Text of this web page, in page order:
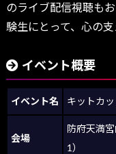
のライブ配信視聴も
験生にとって、心の
イベント概要
イベント名 キットカ
会場
防府天満
1）